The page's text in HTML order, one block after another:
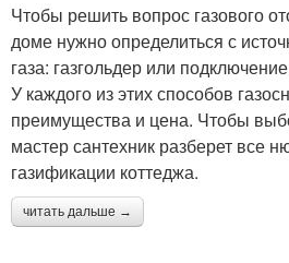
Чтобы решить вопрос газового
доме нужно определиться с
газа: газгольдер или
У каждого из этих способов
преимущества и цена. Чтобы
мастер сантехник разберет все
газификации коттеджа.
читать дальше →